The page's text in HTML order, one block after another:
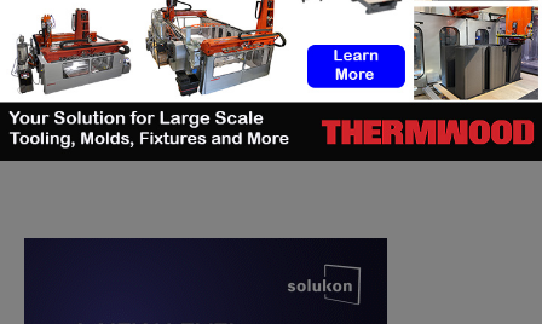
RECHERCHE